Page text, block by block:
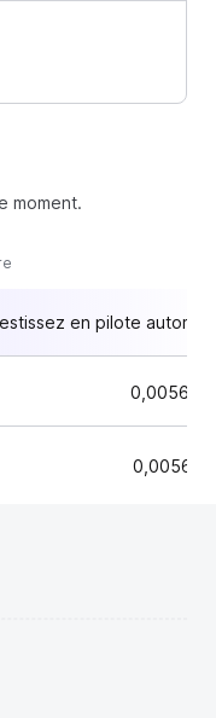
moment.
en pilote